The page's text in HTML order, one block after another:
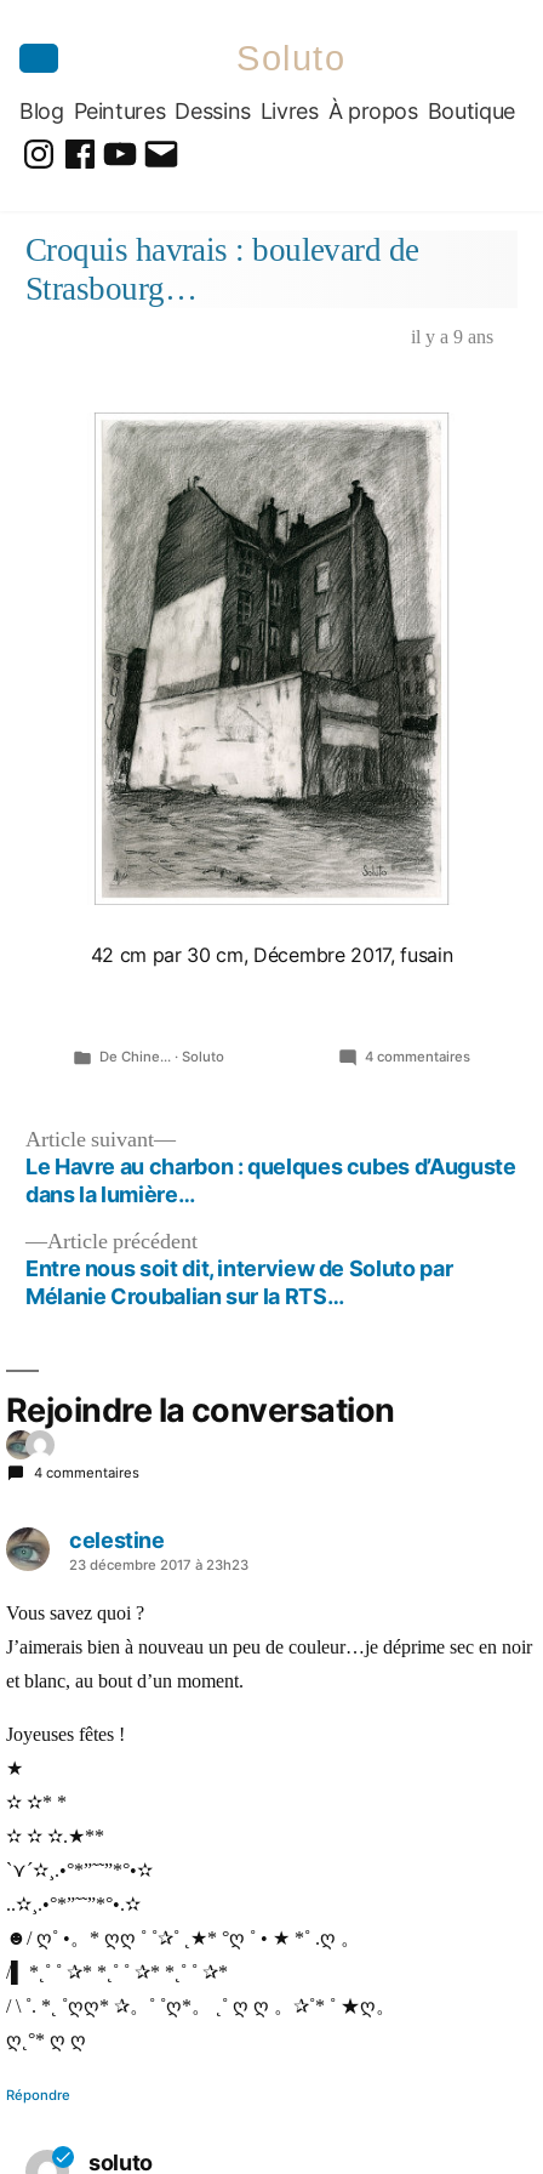
Soluto
Blog Peintures Dessins Livres À propos Boutique
Dessins
contenu
Croquis havrais : boulevard de
Strasbourg…
il y a 9 ans
42 cm par 30 cm, Décembre 2017, fusain
Publié
De Chine...· Soluto 4 commentairessur
de
Navigation
de
Article précédentArticle
précédent :
Entre nous soit dit, interview de Soluto par
Mélanie Croubalian sur la RTS…
Article suivant
Article
suivant :
Le Havre au charbon : quelques cubes d’Auguste
dans la lumière…
Rejoindre la conversation
4 commentaires
celestine
a
23 décembre 2017 à 23h23
Vous savez quoi ?
J’aimerais bien à nouveau un peu de couleur…je déprime sec en noir
et blanc, au bout d’un moment.
Joyeuses fêtes !
★
✫ ✫* *
✫ ✫ ✫.★**
`⋎´✫¸.•°*”˜˜”*°•✫
..✫¸.•°*”˜˜”*°•.✫
☻/ ღ˚ •。* ღღ ˚ ˚✰˚ ˛★* °ღ ˚ • ★ *˚ .ღ 。
/▌ *˛˚ ˚ ✰* *˛˚ ˚ ✰* *˛˚ ˚ ✰*
/ \ ˚. *˛ ˚ღღ* ✰。˚ ˚ღ*。 ˛˚ ღ ღ 。✰˚* ˚ ★ღ。
ღ˛°* ღ ღ
Répondre
soluto